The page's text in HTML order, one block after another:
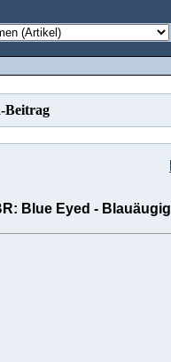
Beitrag
Blue Eyed - Blauäugig